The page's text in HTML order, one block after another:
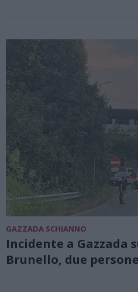
GAZZADA SCHIANNO
Incidente a Gazzada
Brunello, due